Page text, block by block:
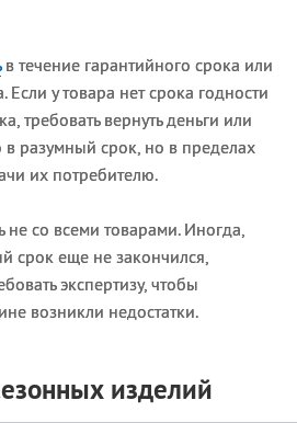
в течение гарантийного срока или
Если у товара нет срока годности
требовать вернуть деньги или
разумный срок, но в пределах
их потребителю.
не со всеми товарами. Иногда,
срок еще не закончился,
экспертизу, чтобы
возникли недостатки.
изделий